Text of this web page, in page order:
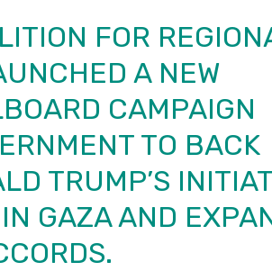
FOR
A NEW
CAMPAIGN
TO BACK
TRUMP’S
GAZA AND